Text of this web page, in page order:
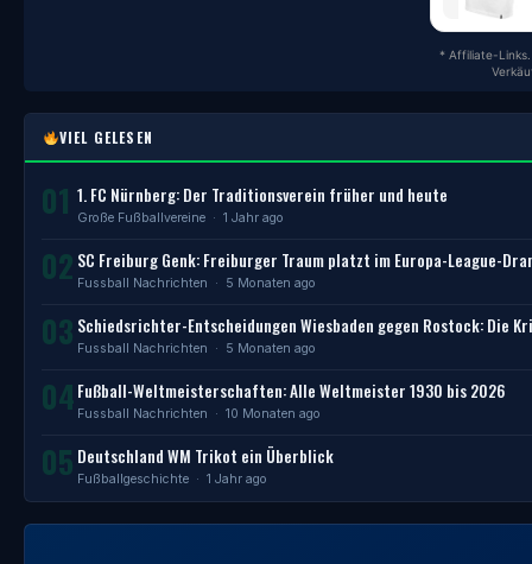
* Affiliate-
VIEL GELESEN
01 1. FC Nürnberg: Der Traditionsverein früher und heute
Große Fußballvereine · 1 Jahr ago
02 SC Freiburg Genk: Freiburger Traum platzt im Europa-League-
Fussball Nachrichten · 5 Monaten ago
03 Schiedsrichter-Entscheidungen Wiesbaden gegen Rostock: Die
Fussball Nachrichten · 5 Monaten ago
04 Fußball-Weltmeisterschaften: Alle Weltmeister 1930 bis 2026
Fussball Nachrichten · 10 Monaten ago
05 Deutschland WM Trikot ein Überblick
Fußballgeschichte · 1 Jahr ago